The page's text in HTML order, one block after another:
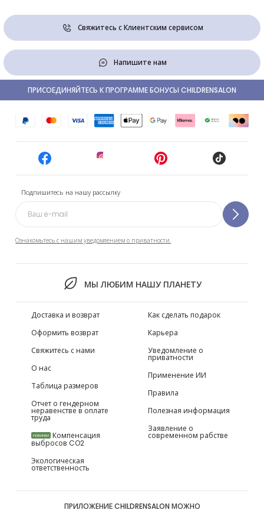
Свяжитесь с Клиентским сервисом
Напишите нам
Подпишитесь на нашу рассылку
Ознакомьтесь с нашим уведомлением о приватности.
МЫ ЛЮБИМ НАШУ ПЛАНЕТУ
ПРИСОЕДИНЯЙТЕСЬ К ПРОГРАММЕ БОНУСЫ CHILDRENSALON
Доставка и возврат
Оформить возврат
Свяжитесь с нами
О нас
Таблица размеров
Отчет о гендерном
неравенстве в оплате
труда
НОВИНКИ Компенсация
выбросов CO2
Экологическая
ответственность
Как сделать подарок
Карьера
Уведомление о
приватности
Применение ИИ
Правила
Полезная информация
Заявление о
современном рабстве
ПРИЛОЖЕНИЕ CHILDRENSALON МОЖНО